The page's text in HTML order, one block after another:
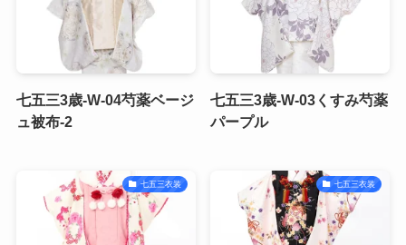
七五三3歳-W-04芍薬ベージ
ュ被布-2
七五三3歳-W-03くすみ芍薬
パープル
七五三衣装 七五三衣装